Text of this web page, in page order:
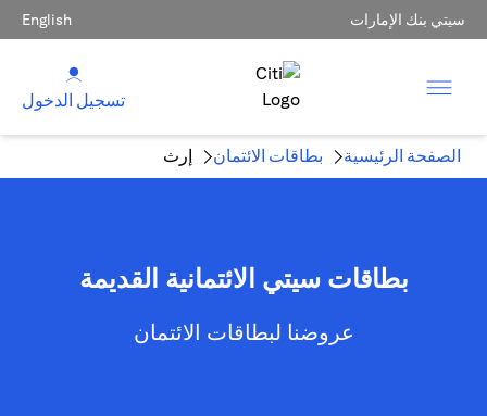
سيتي بنك الإمارات English
تسجيل الدخول
الصفحة الرئيسية بطاقات الائتمان إرث
بطاقات سيتي الائتمانية القديمة
عروضنا لبطاقات الائتمان